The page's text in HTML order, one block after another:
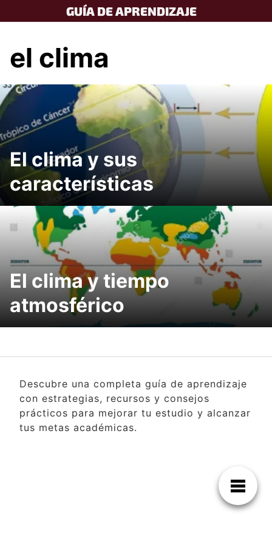
to
GUÍA DE APRENDIZAJE
el clima
El clima y sus
características
El clima y tiempo
atmosférico
Descubre una completa guía de aprendizaje
con estrategias, recursos y consejos
prácticos para mejorar tu estudio y alcanzar
tus metas académicas.